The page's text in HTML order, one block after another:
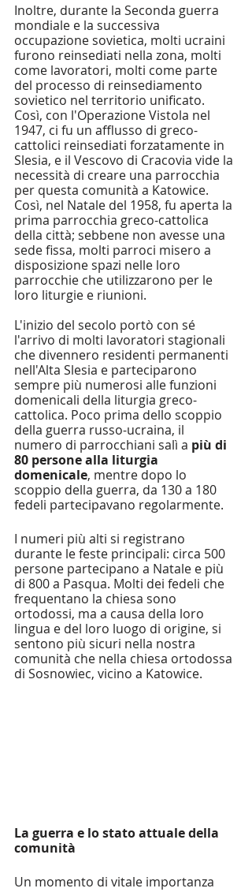
Inoltre, durante la Seconda guerra
mondiale e la successiva
occupazione sovietica, molti ucraini
furono reinsediati nella zona, molti
come lavoratori, molti come parte
del processo di reinsediamento
sovietico nel territorio unificato.
Così, con l'Operazione Vistola nel
1947, ci fu un afflusso di greco-
cattolici reinsediati forzatamente in
Slesia, e il Vescovo di Cracovia vide la
necessità di creare una parrocchia
per questa comunità a Katowice.
Così, nel Natale del 1958, fu aperta la
prima parrocchia greco-cattolica
della città; sebbene non avesse una
sede fissa, molti parroci misero a
disposizione spazi nelle loro
parrocchie che utilizzarono per le
loro liturgie e riunioni.
L'inizio del secolo portò con sé
l'arrivo di molti lavoratori stagionali
che divennero residenti permanenti
nell'Alta Slesia e parteciparono
sempre più numerosi alle funzioni
domenicali della liturgia greco-
cattolica. Poco prima dello scoppio
della guerra russo-ucraina, il
numero di parrocchiani salì a più di
80 persone alla liturgia
domenicale, mentre dopo lo
scoppio della guerra, da 130 a 180
fedeli partecipavano regolarmente.
I numeri più alti si registrano
durante le feste principali: circa 500
persone partecipano a Natale e più
di 800 a Pasqua. Molti dei fedeli che
frequentano la chiesa sono
ortodossi, ma a causa della loro
lingua e del loro luogo di origine, si
sentono più sicuri nella nostra
comunità che nella chiesa ortodossa
di Sosnowiec, vicino a Katowice.
La guerra e lo stato attuale della
comunità
Un momento di vitale importanza